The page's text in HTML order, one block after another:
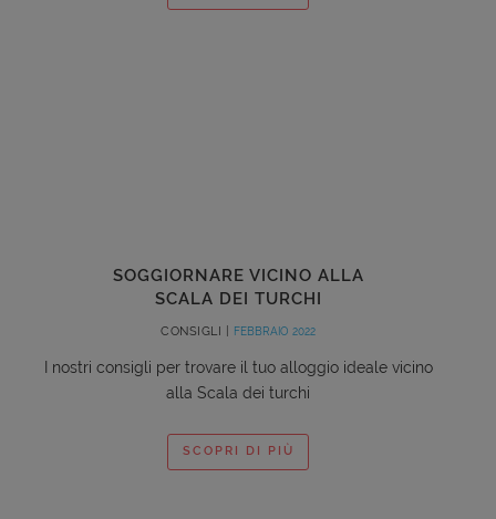
SOGGIORNARE VICINO ALLA
SCALA DEI TURCHI
CONSIGLI | FEBBRAIO 2022
I nostri consigli per trovare il tuo alloggio ideale vicino
alla Scala dei turchi
SCOPRI DI PIÙ